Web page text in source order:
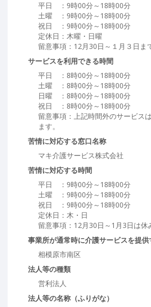
平日 ：9時00分～18時00分
土曜 ：9時00分～18時00分
祝日 ：9時00分～18時00分
定休日：木曜・日曜
留意事項：12月30日～１月３日ま
サービスを利用できる時間
平日 ：8時00分～18時00分
土曜 ：8時00分～18時00分
日曜 ：8時00分～18時00分
祝日 ：8時00分～18時00分
留意事項：上記時間外のサービス
ます。
苦情に対応する窓口名称
マキ介護サービス株式会社
苦情に対応する時間
平日 ：9時00分～18時00分
土曜 ：9時00分～18時00分
祝日 ：9時00分～18時00分
定休日：木・日
留意事項：12月30日～1月3日は休
事業所が通常時に介護サービスを提
相模原市南区
法人等の種類
営利法人
法人等の名称（ふりがな）